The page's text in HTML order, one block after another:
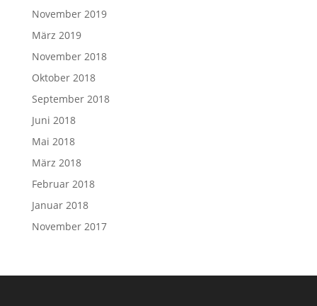
November 2019
März 2019
November 2018
Oktober 2018
September 2018
Juni 2018
Mai 2018
März 2018
Februar 2018
Januar 2018
November 2017